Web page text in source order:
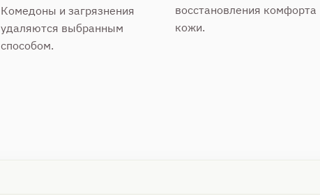
Комедоны и загрязнения
удаляются выбранным
способом.
восстановления комфорта
кожи.